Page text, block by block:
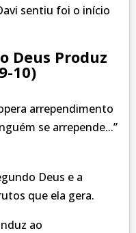
sentiu foi o início
Deus Produz
10)
arrependimento
se arrepende...”
Deus e a
que ela gera.
ao